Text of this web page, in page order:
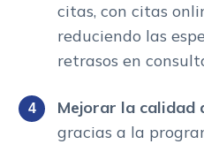
citas, con citas
reduciendo las
retrasos en
Mejorar la calidad
gracias a la